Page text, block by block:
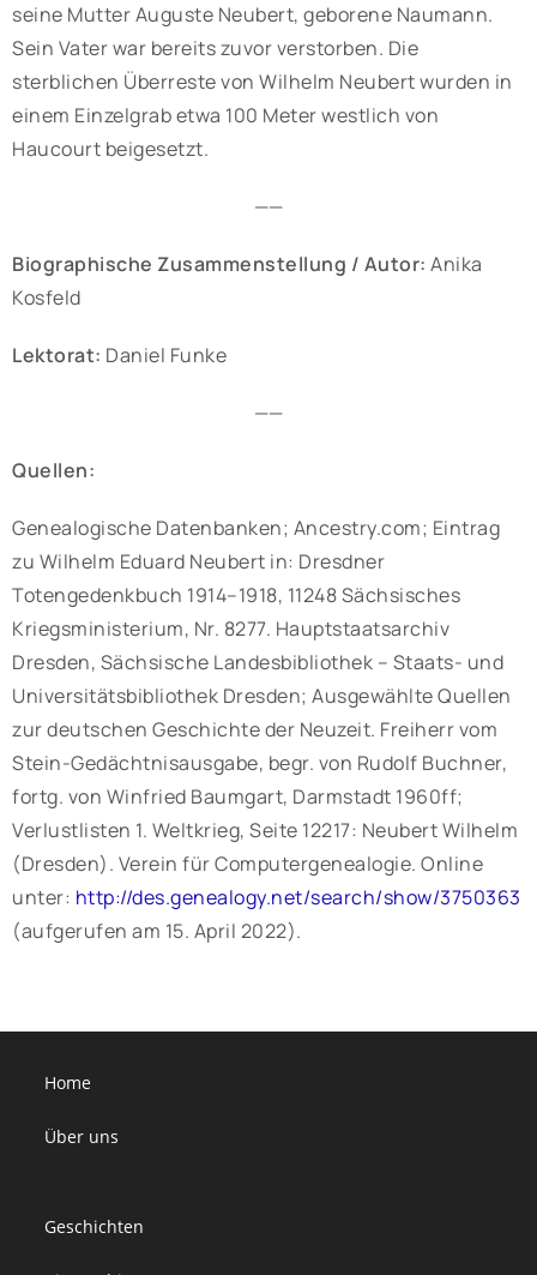
seine Mutter Auguste Neubert, geborene Naumann.
Sein Vater war bereits zuvor verstorben. Die
sterblichen Überreste von Wilhelm Neubert wurden in
einem Einzelgrab etwa 100 Meter westlich von
Haucourt beigesetzt.
——
Biographische Zusammenstellung / Autor: Anika
Kosfeld
Lektorat: Daniel Funke
——
Quellen:
Genealogische Datenbanken; Ancestry.com; Eintrag
zu Wilhelm Eduard Neubert in: Dresdner
Totengedenkbuch 1914–1918, 11248 Sächsisches
Kriegsministerium, Nr. 8277. Hauptstaatsarchiv
Dresden, Sächsische Landesbibliothek – Staats- und
Universitätsbibliothek Dresden; Ausgewählte Quellen
zur deutschen Geschichte der Neuzeit. Freiherr vom
Stein-Gedächtnisausgabe, begr. von Rudolf Buchner,
fortg. von Winfried Baumgart, Darmstadt 1960ff;
Verlustlisten 1. Weltkrieg, Seite 12217: Neubert Wilhelm
(Dresden). Verein für Computergenealogie. Online
unter: http://des.genealogy.net/search/show/3750363
(aufgerufen am 15. April 2022).
Home
Über uns
Geschichten